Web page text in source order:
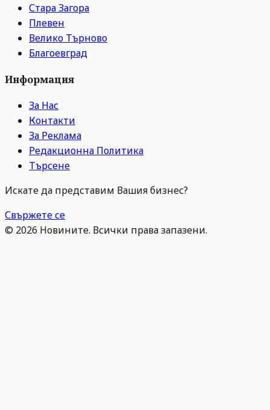
Стара Загора
Плевен
Велико Търново
Благоевград
Информация
За Нас
Контакти
За Реклама
Редакционна Политика
Търсене
Искате да представим Вашия бизнес?
Свържете се
© 2026 Новините. Всички права запазени.